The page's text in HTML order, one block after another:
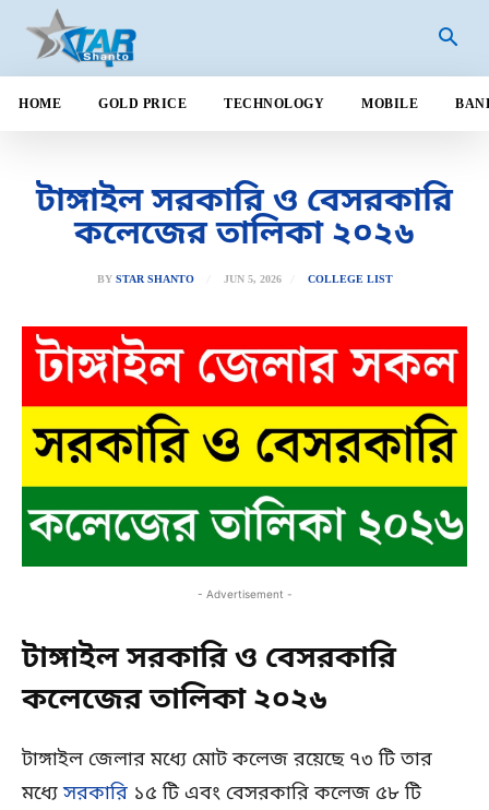
HOME GOLD PRICE TECHNOLOGY MOBILE
টাঙ্গাইল সরকারি ও বেসরকারি
কলেজের তালিকা ২০২৬
BY STAR SHANTO JUN 5, 2026 COLLEGE LIST
- Advertisement -
টাঙ্গাইল সরকারি ও বেসরকারি
কলেজের তালিকা ২০২৬
টাঙ্গাইল জেলার মধ্যে মোট কলেজ রয়েছে ৭৩ টি তার
মধ্যেসরকারি ১৫ টি এবং বেসরকারি কলেজ ৫৮ টি